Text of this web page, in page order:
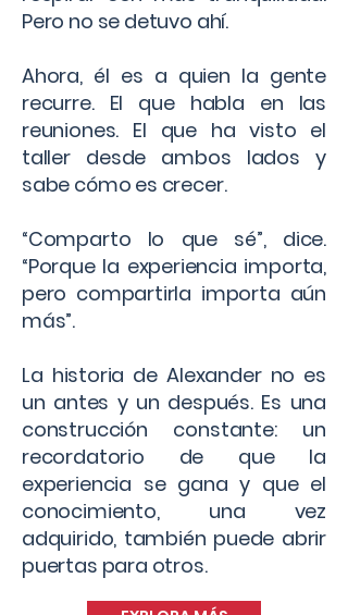
Pero no se detuvo ahí.
Ahora, él es a quien la gente
recurre. El que habla en las
reuniones. El que ha visto el
taller desde ambos lados y
sabe cómo es crecer.
“Comparto lo que sé”, dice.
“Porque la experiencia importa,
pero compartirla importa aún
más”.
La historia de Alexander no es
un antes y un después. Es una
construcción constante: un
recordatorio de que la
experiencia se gana y que el
conocimiento, una vez
adquirido, también puede abrir
puertas para otros.